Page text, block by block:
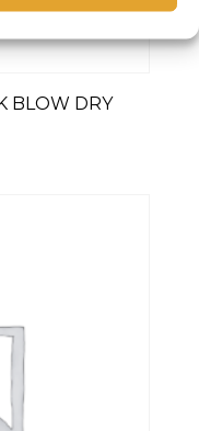
BLOW DRY